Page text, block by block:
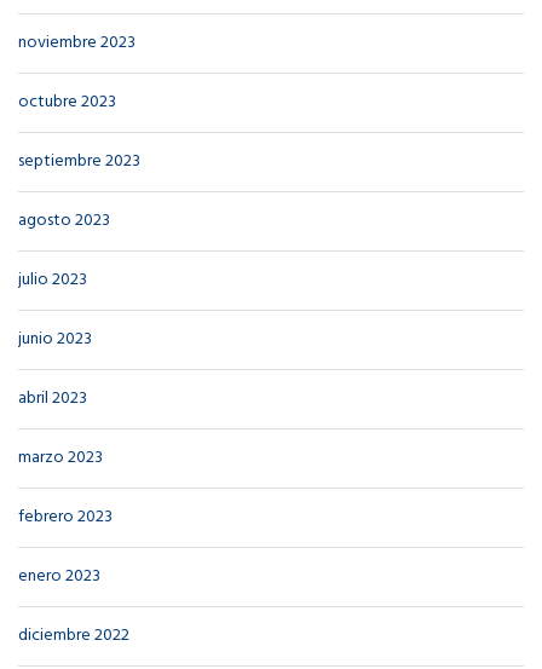
noviembre 2023
octubre 2023
septiembre 2023
agosto 2023
julio 2023
junio 2023
abril 2023
marzo 2023
febrero 2023
enero 2023
diciembre 2022